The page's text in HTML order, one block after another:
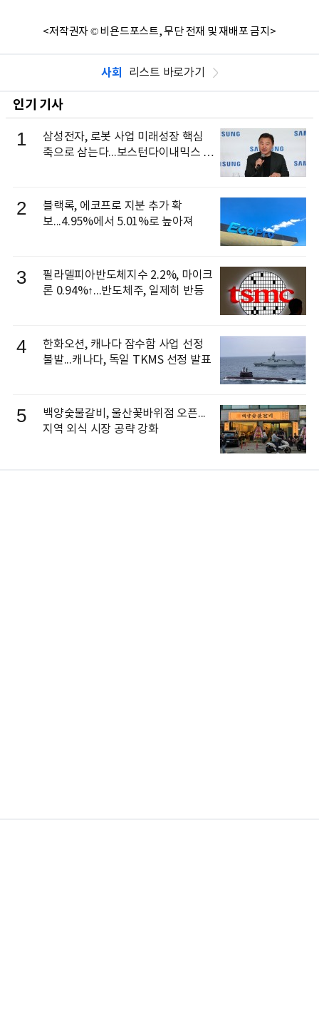
<저작권자 © 비욘드포스트, 무단 전재 및 재배포 금지>
사회 리스트 바로가기
인기 기사
1
삼성전자, 로봇 사업 미래성장 핵심
축으로 삼는다...보스턴다이내믹스 출
2
블랙록, 에코프로 지분 추가 확
보...4.95%에서 5.01%로 높아져
3
필라델피아반도체지수 2.2%, 마이크
론 0.94%↑...반도체주, 일제히 반등
4
한화오션, 캐나다 잠수함 사업 선정
불발...캐나다, 독일 TKMS 선정 발표
5
백양숯불갈비, 울산꽃바위점 오픈...
지역 외식 시장 공략 강화